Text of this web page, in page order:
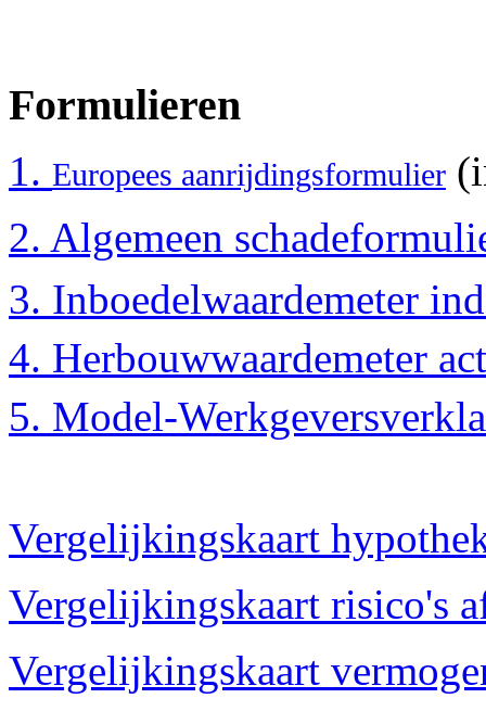
Formulieren
1. Europees aanrijdingsformulier
2. Algemeen
3. Inboedelwaardemeter
4. Herbouwwaardemeter
5. Model-
Vergelijkingskaart
Vergelijkingskaart risico's
Vergelijkingskaart